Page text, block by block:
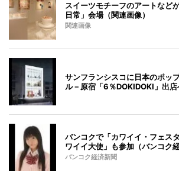
スイーツモチーフのアートなど
日常」会場（関連画像）
関連画像
サンフランシスコに日本のポッ
ル－原宿「6％DOKIDOKI」出店
バンコクで「カワイイ・フェス
ワイイ大使」も参加（バンコク経
バンコク経済新聞